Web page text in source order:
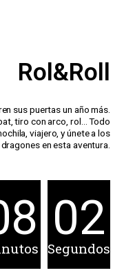
Rol&Roll
sus puertas un año más.
tiro con arco, rol… Todo
viajero, y únete a los
dragones en esta aventura.
02
Segundos